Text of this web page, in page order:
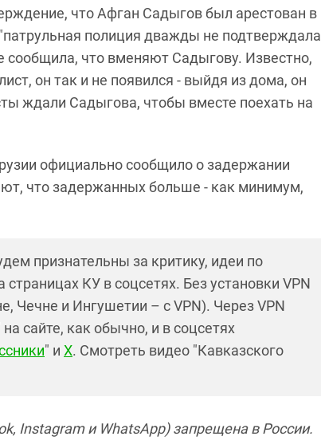
что Афган Садыгов был арестован в
полиция дважды не подтверждала
сообщила, что вменяют Садыгову. Известно,
он так и не появился - выйдя из дома, он
ждали Садыгова, чтобы вместе поехать на
официально сообщило о задержании
что задержанных больше - как минимум,
признательны за критику, идеи по
КУ в соцсетях. Без установки VPN
Чечне и Ингушетии – с VPN). Через VPN
сайте, как обычно, и в соцсетях
" и X. Смотреть видео "Кавказского
Instagram и WhatsApp) запрещена в России.